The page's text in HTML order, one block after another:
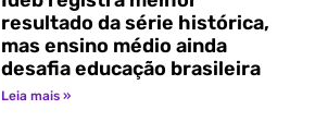
resultado da série histórica,
mas ensino médio ainda
desafia educação brasileira
Leia mais »